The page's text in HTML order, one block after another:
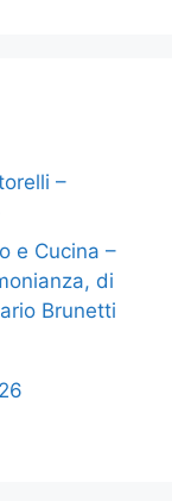
–
e Cucina –
di
Brunetti